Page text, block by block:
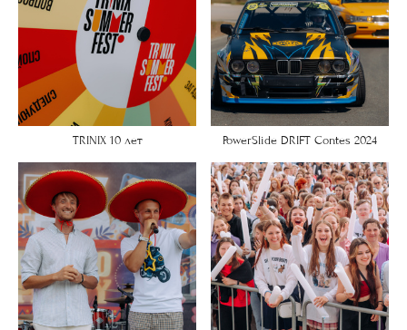
TRINIX 10 лет PowerSlide DRIFT Contes 2024